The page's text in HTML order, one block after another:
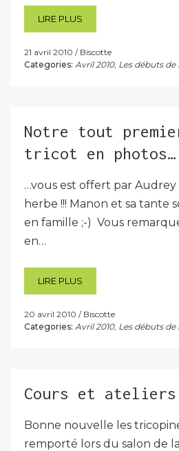
LIRE PLUS
21 avril 2010
Biscotte
Categories: Avril 2010, Les débuts de
Notre tout
tricot en photos…
…vous est offert par
herbe !!! Manon et sa tante
en famille ;-) Vous
en…
LIRE PLUS
20 avril 2010
Biscotte
Categories: Avril 2010, Les débuts de
Cours et
Bonne nouvelle les
remporté lors du salon de